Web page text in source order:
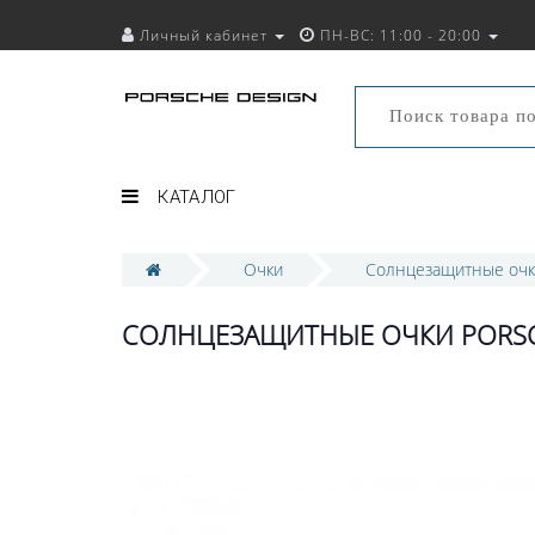
Личный кабинет ПН-ВС: 11:00 - 20:00
КАТАЛОГ
Очки Солнцезащитные
СОЛНЦЕЗАЩИТНЫЕ ОЧКИ